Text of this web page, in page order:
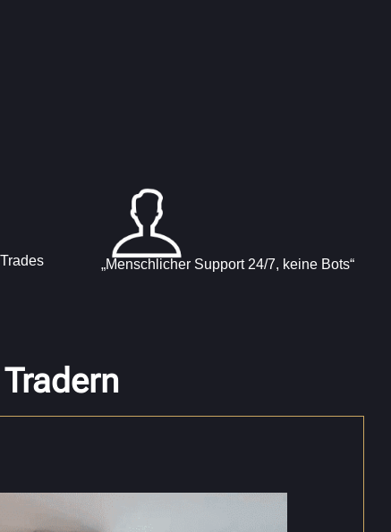
„Menschlicher Support 24/7, keine Bots“